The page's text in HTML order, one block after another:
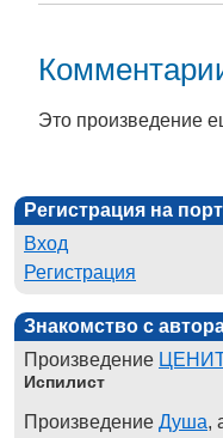
Это произведение
Регистрация на
Вход
Регистрация
Знакомство с
Произведение
Испилист
Произведение Душа,